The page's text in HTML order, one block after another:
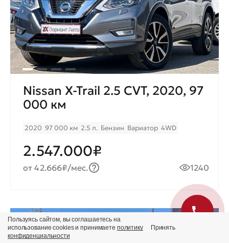
Nissan X-Trail 2.5 CVT, 2020, 97
000 км
2020 97 000 км 2.5 л. Бензин Вариатор 4WD
2.547.000₽
от 42.666₽/мес. 1240
Продано
Пользуясь сайтом, вы соглашаетесь на
использование cookies и принимаете политику
конфиденциальности
Принять